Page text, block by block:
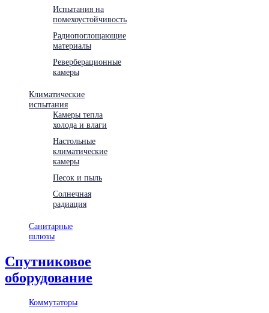
Испытания на
помехоустойчивость
Радиопоглощающие
материалы
Реверберационные
камеры
Климатические
испытания
Камеры тепла
холода и влаги
Настольные
климатические
камеры
Песок и пыль
Солнечная
радиация
Санитарные
шлюзы
Спутниковое
оборудование
Коммутаторы